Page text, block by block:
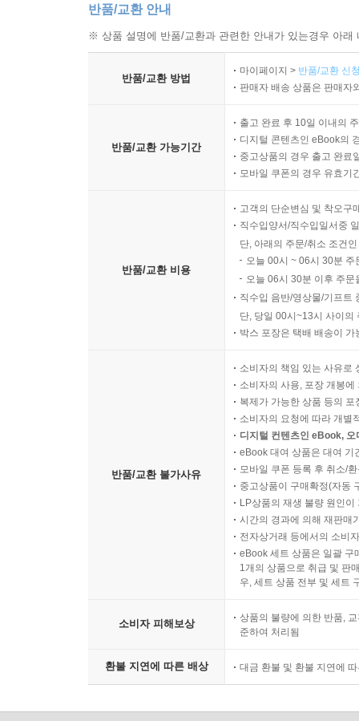
반품/교환 안내
※ 상품 설명에 반품/교환과 관련한 안내가 있는경우 아
반품/교환 방법
마이페이지 > 반품/교환 신
판매자 배송 상품은 판매자
반품/교환 가능기간
출고 완료 후 10일 이내의
디지털 콘텐츠인 eBook의
중고상품의 경우 출고 완료
모바일 쿠폰의 경우 유효기
반품/교환 비용
고객의 단순변심 및 착오구
직수입양서/직수입일서중
단, 아래의 주문/취소 조건
오늘 00시 ~ 06시 30분
오늘 06시 30분 이후 주
직수입 음반/영상물/기프트
단, 당일 00시~13시 사이의
박스 포장은 택배 배송이
반품/교환 불가사유
소비자의 책임 있는 사유로
소비자의 사용, 포장 개봉
복제가 가능한 상품 등의
소비자의 요청에 따라 개별
디지털 컨텐츠인 eBook,
eBook 대여 상품은 대여 기
모바일 쿠폰 등록 후 취소/
중고상품이 구매확정(자동
LP상품의 재생 불량 원인
시간의 경과에 의해 재판매
전자상거래 등에서의 소비
eBook 세트 상품은 일괄 구
1개의 상품으로 취급 및 판
우, 세트 상품 전부 및 세트
소비자 피해보상
상품의 불량에 의한 반품,
준하여 처리됨
환불 지연에 따른 배상 대금 환불 및 환불 지연에